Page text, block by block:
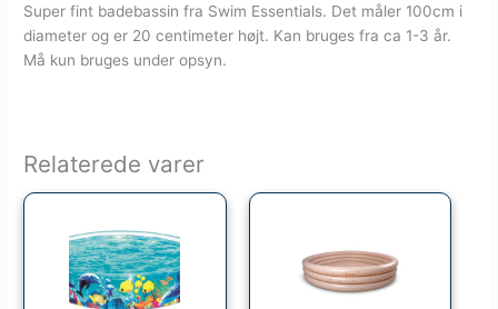
Super fint badebassin fra Swim Essentials. Det måler 100cm i
diameter og er 20 centimeter højt. Kan bruges fra ca 1-3 år.
Må kun bruges under opsyn.
Relaterede varer
Den oprindelige pris var:
Den aktuelle